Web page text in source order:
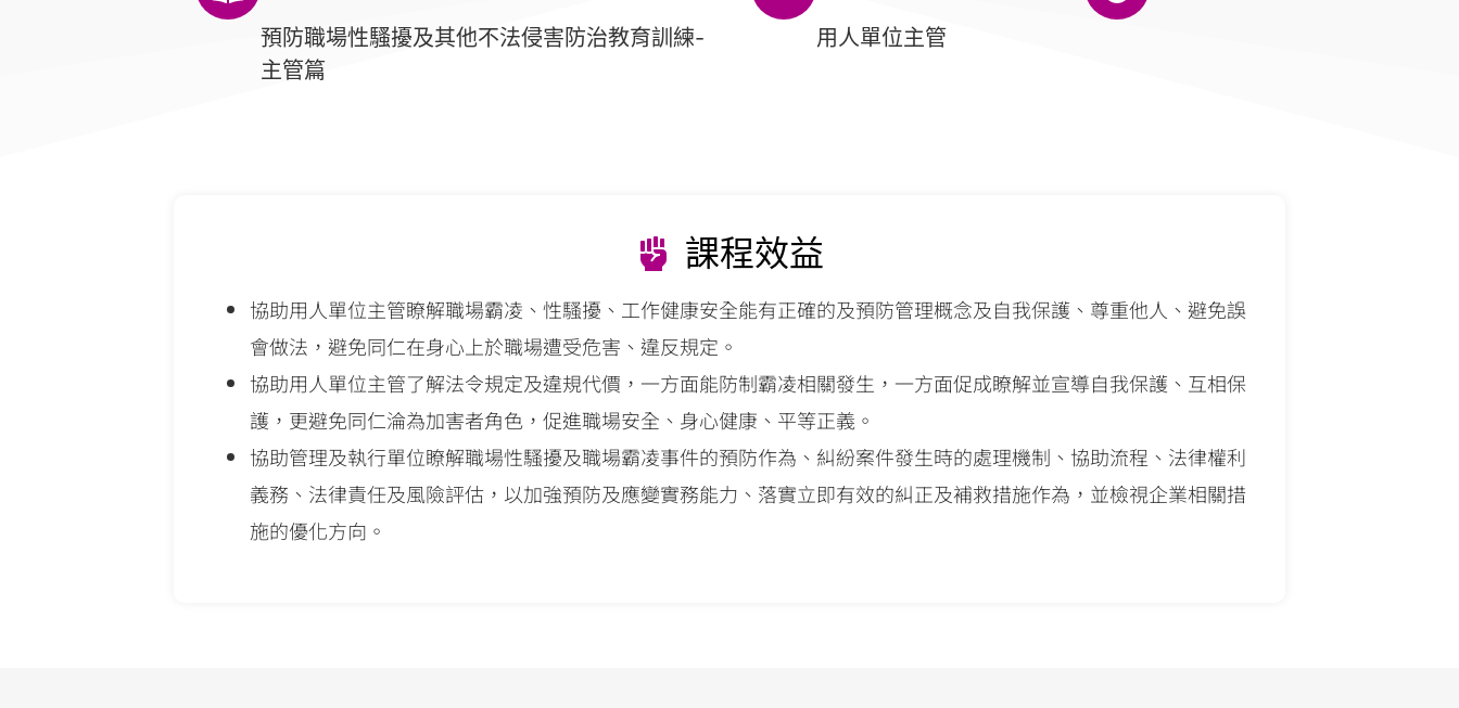
預防職場性騷擾及其他不法侵害防治教育訓練-
主管篇
用人單位主管
課程效益
協助用人單位主管瞭解職場霸凌、性騷擾、工作健康安全能有正確的及預防管理概念及自我保護、尊重他人、避免誤
會做法，避免同仁在身心上於職場遭受危害、違反規定。
協助用人單位主管了解法令規定及違規代價，一方面能防制霸凌相關發生，一方面促成瞭解並宣導自我保護、互相保
護，更避免同仁淪為加害者角色，促進職場安全、身心健康、平等正義。
協助管理及執行單位瞭解職場性騷擾及職場霸凌事件的預防作為、糾紛案件發生時的處理機制、協助流程、法律權利
義務、法律責任及風險評估，以加強預防及應變實務能力、落實立即有效的糾正及補救措施作為，並檢視企業相關措
施的優化方向。